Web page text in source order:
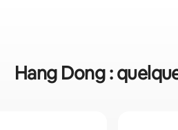
Hang Dong :